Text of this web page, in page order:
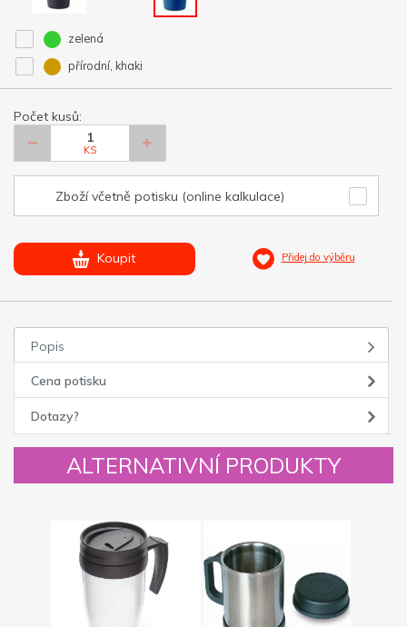
zelená
přírodní, khaki
Počet kusů:
KS
Zboží včetně potisku (online kalkulace)
Koupit Přidej do výběru
Popis
Cena potisku
Dotazy?
ALTERNATIVNÍ PRODUKTY